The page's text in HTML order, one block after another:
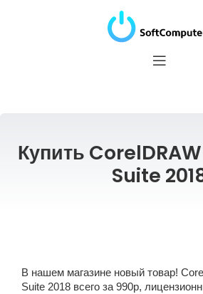
Купить
Suite
В нашем магазине новый товар!
Suite 2018 всего за 990р,